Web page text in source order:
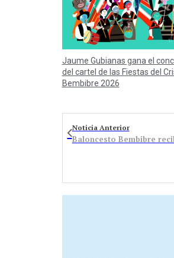
Jaume Gubianas gana el
del cartel de las Fiestas del
Bembibre 2026
Noticia Anterior
Baloncesto Bembibre